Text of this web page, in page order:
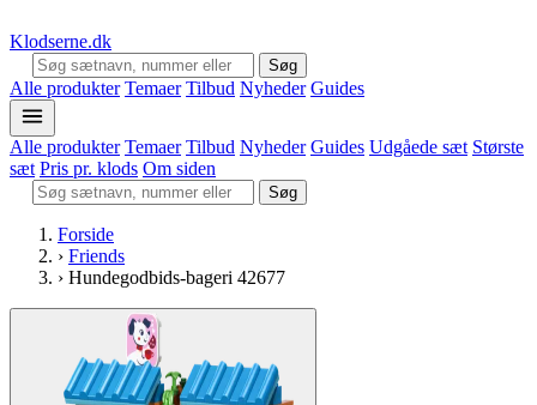
Klodserne.dk
Søg
Alle produkter Temaer Tilbud Nyheder Guides
Alle produkter Temaer Tilbud Nyheder Guides Udgåede sæt Største
sæt Pris pr. klods Om siden
Søg
Forside
› Friends
› Hundegodbids-bageri 42677